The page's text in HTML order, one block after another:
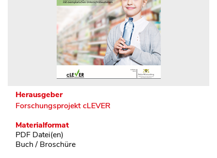
Herausgeber
Forschungsprojekt cLEVER
Materialformat
PDF Datei(en)
Buch / Broschüre